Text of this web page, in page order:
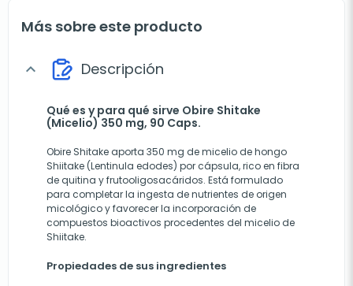
Más sobre este producto
expand_more Descripción
Qué es y para qué sirve Obire Shitake
(Micelio) 350 mg, 90 Caps.
Obire Shitake aporta 350 mg de micelio de hongo
Shiitake (Lentinula edodes) por cápsula, rico en fibra
de quitina y frutooligosacáridos. Está formulado
para completar la ingesta de nutrientes de origen
micológico y favorecer la incorporación de
compuestos bioactivos procedentes del micelio de
Shiitake.
Propiedades de sus ingredientes